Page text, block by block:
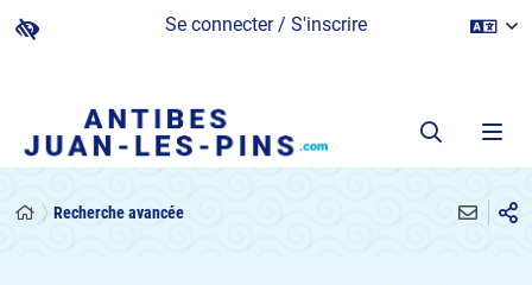
Se connecter / S'inscrire
Recherche avancée